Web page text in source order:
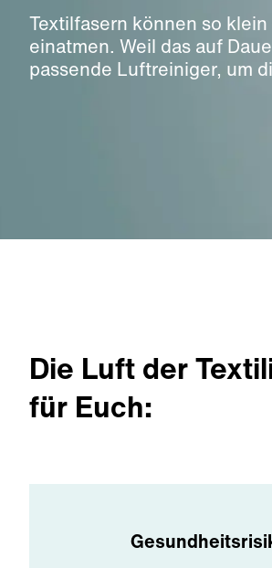
Textilfasern können so
einatmen. Weil das auf
passende Luftreiniger, um
Die Luft der
für Euch: